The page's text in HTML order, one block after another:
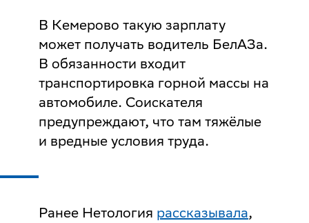
В Кемерово такую зарплату
может получать водитель БелАЗа.
В обязанности входит
транспортировка горной массы на
автомобиле. Соискателя
предупреждают, что там тяжёлые
и вредные условия труда.
Ранее Нетология рассказывала,